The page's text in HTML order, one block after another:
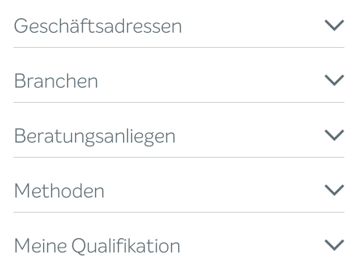
Geschäftsadressen
Branchen
Beratungsanliegen
Methoden
Meine Qualifikation